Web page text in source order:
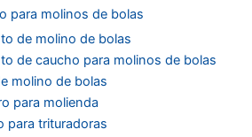
para molinos de bolas
de molino de bolas
de caucho para molinos de bolas
molino de bolas
para molienda
para trituradoras